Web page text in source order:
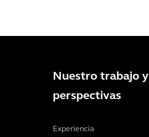
Nuestro trabajo y
perspectivas
Experiencia